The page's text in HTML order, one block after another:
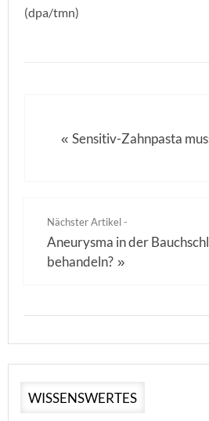
(dpa/tmn)
«Sensitiv-Zahnpasta
Nächster Artikel -
Aneurysma in der
behandeln? »
WISSENSWERTES